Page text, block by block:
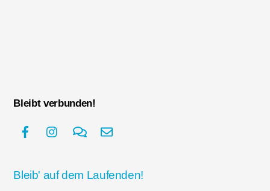
Bleibt verbunden!
Bleib' auf dem Laufenden!